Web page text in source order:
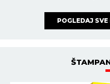
POGLEDAJ